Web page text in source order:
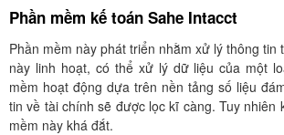
Phần mềm kế toán Sahe Intacct
Phần mềm này phát triển nhằm xử lý thông tin
này linh hoạt, có thể xử lý dữ liệu của một
mềm hoạt động dựa trên nền tảng số liệu
tin về tài chính sẽ được lọc kĩ càng. Tuy nhiên
mềm này khá đắt.